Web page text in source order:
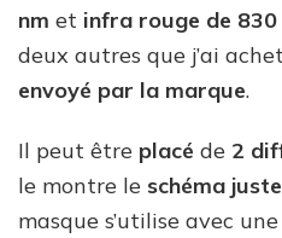
nm et infra rouge de 830
deux autres que j’ai
envoyé par la marque.
Il peut être placé de 2
le montre le schéma
masque s’utilise avec une